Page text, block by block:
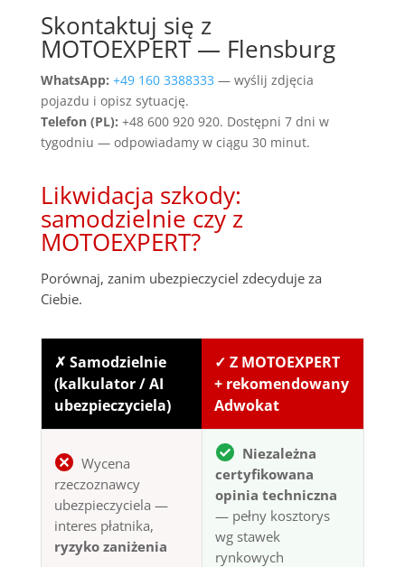
Skontaktuj się z
MOTOEXPERT — Flensburg
WhatsApp: +49 160 3388333 — wyślij zdjęcia
pojazdu i opisz sytuację.
Telefon (PL): +48 600 920 920. Dostępni 7 dni w
tygodniu — odpowiadamy w ciągu 30 minut.
Likwidacja szkody:
samodzielnie czy z
MOTOEXPERT?
Porównaj, zanim ubezpieczyciel zdecyduje za
Ciebie.
✗ Samodzielnie
(kalkulator / AI
ubezpieczyciela)
✓ Z MOTOEXPERT
+ rekomendowany
Adwokat
Wycena
rzeczoznawcy
ubezpieczyciela —
interes płatnika,
ryzyko zaniżenia
Niezależna
certyfikowana
opinia techniczna
— pełny kosztorys
wg stawek
rynkowych